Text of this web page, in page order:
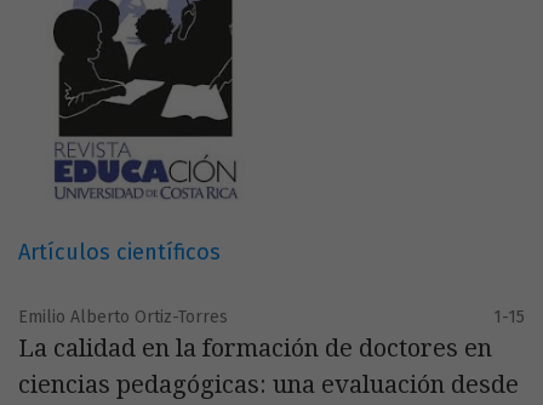
Artículos científicos
Emilio Alberto Ortiz-Torres 1-15
La calidad en la formación de doctores en
ciencias pedagógicas: una evaluación desde